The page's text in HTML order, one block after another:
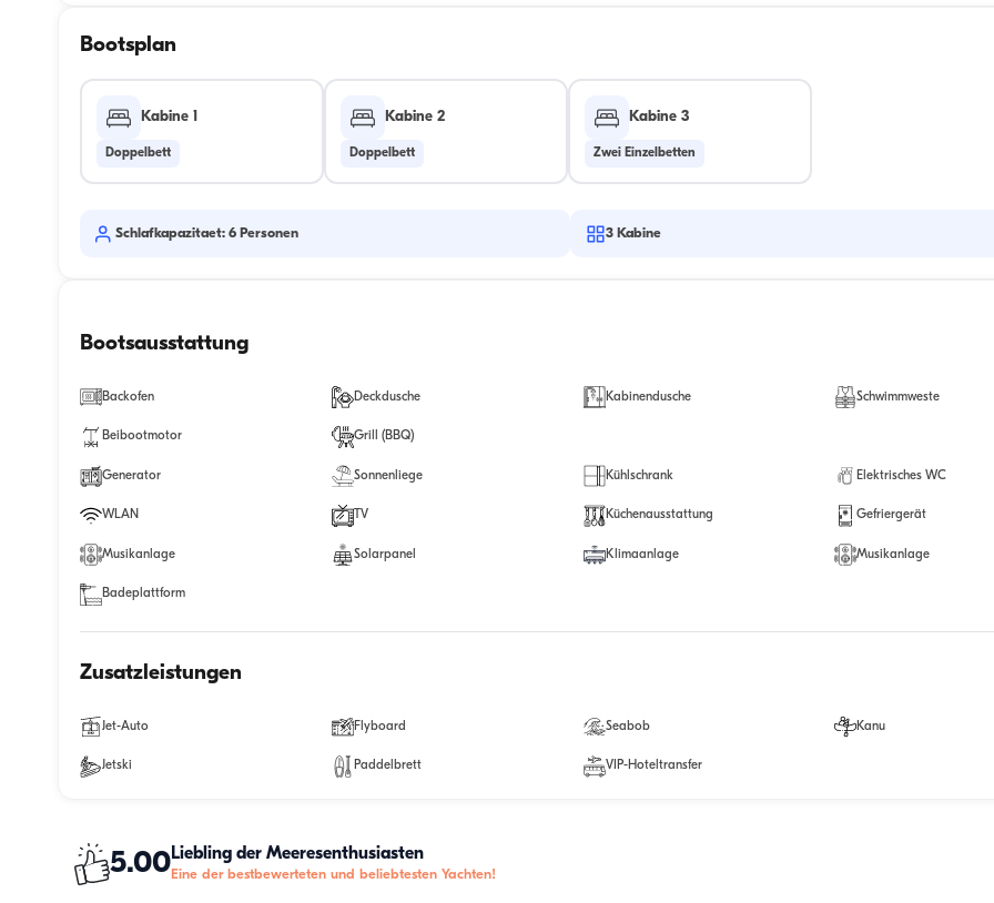
Bootsplan
Kabine 1
Doppelbett
Kabine 2
Doppelbett
Kabine 3
Zwei Einzelbetten
Schlafkapazitaet: 6 Personen 3 Kabine
Bootsausstattung
Backofen Deckdusche Kabinendusche Schwimmweste
Beibootmotor Grill (BBQ)
Generator Sonnenliege Kühlschrank Elektrisches WC
WLAN TV Küchenausstattung Gefriergerät
Musikanlage Solarpanel Klimaanlage Musikanlage
Badeplattform
Zusatzleistungen
Jet-Auto Flyboard Seabob Kanu
Jetski Paddelbrett VIP-Hoteltransfer
5.00Liebling der Meeresenthusiasten
Eine der bestbewerteten und beliebtesten Yachten!